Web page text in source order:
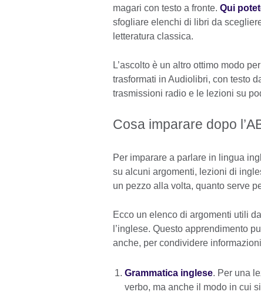
magari con testo a fronte. Qui
sfogliare elenchi di libri da
letteratura classica.
L’ascolto è un altro ottimo modo
trasformati in Audiolibri, con testo
trasmissioni radio e le lezioni su
Cosa imparare dopo
Per imparare a parlare in lingua
su alcuni argomenti, lezioni di
un pezzo alla volta, quanto serve
Ecco un elenco di argomenti utili
l’inglese. Questo apprendimento
anche, per condividere
Grammatica inglese. Per una
verbo, ma anche il modo in cui